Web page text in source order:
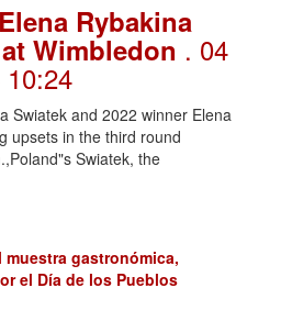
Rybakina
Wimbledon . 04
Swiatek and 2022 winner Elena
upsets in the third round
Swiatek, the
gastronómica,
el Día de los Pueblos